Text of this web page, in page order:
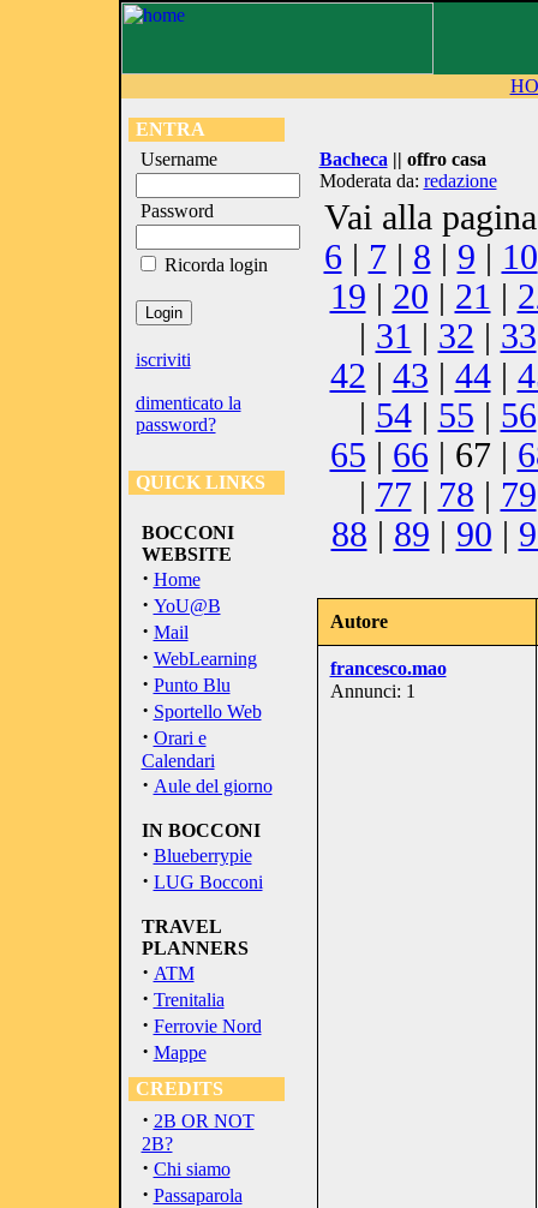
ENTRA
Username
Password
Ricorda login
iscriviti
dimenticato la
password?
QUICK LINKS
BOCCONI
WEBSITE
· Home
· YoU@B
· Mail
· WebLearning
· Punto Blu
· Sportello Web
· Orari e
Calendari
· Aule del giorno
IN BOCCONI
· Blueberrypie
· LUG Bocconi
TRAVEL
PLANNERS
· ATM
· Trenitalia
· Ferrovie Nord
· Mappe
CREDITS
· 2B OR NOT
2B?
· Chi siamo
· Passaparola
Bacheca || offro casa
Moderata da: redazione
Vai alla
6 | 7| 8 | 9 | 10
19 | 20 | 21 |
| 31 | 32 | 33
42 | 43 | 44|
| 54| 55 | 56
65 | 66 | 67 |
| 77| 78 | 79
88 | 89 | 90 |
Autore
francesco.mao
Annunci: 1